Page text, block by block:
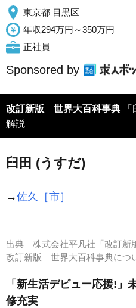
東京都 目黒区
年収294万円～350万円
正社員
Sponsored by
改訂新版 世界大百科事典
解説
臼田 (うすだ)
→佐久［市］
出典 株式会社平凡社「改訂新
改訂新版 世界大百科事典に
「新生活デビュー応援!」
修充実